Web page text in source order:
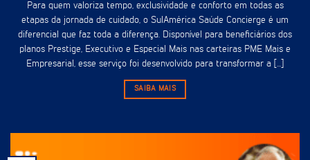
Para quem valoriza tempo, exclusividade e conforto em todas as
etapas da jornada de cuidado, o SulAmérica Saúde Concierge é um
diferencial que faz toda a diferença. Disponível para beneficiários dos
planos Prestige, Executivo e Especial Mais nas carteiras PME Mais e
Empresarial, esse serviço foi desenvolvido para transformar a [...]
SAIBA MAIS